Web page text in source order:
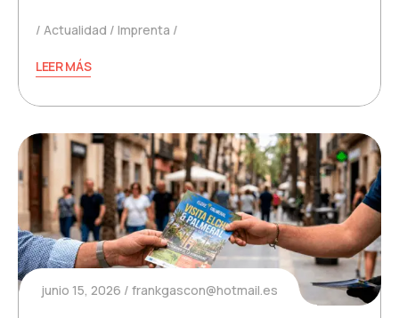
Actualidad Imprenta
LEER MÁS
junio 15, 2026 frankgascon@hotmail.es